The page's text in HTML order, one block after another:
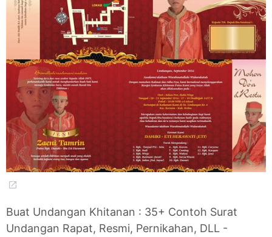
Buat Undangan Khitanan : 35+ Contoh Surat
Undangan Rapat, Resmi, Pernikahan, DLL -